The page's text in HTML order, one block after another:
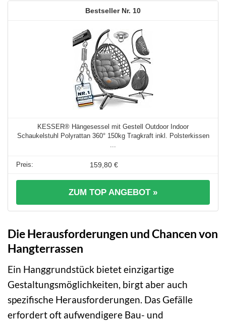
10
KESSER® Hängesessel mit Gestell Outdoor Indoor
Schaukelstuhl Polyrattan 360° 150kg Tragkraft inkl. Polsterkissen
...
159,80 €
ZUM TOP ANGEBOT »
Die Herausforderungen und Chancen von
Hangterrassen
Ein Hanggrundstück bietet einzigartige
Gestaltungsmöglichkeiten, birgt aber auch
spezifische Herausforderungen. Das Gefälle
erfordert oft aufwendigere Bau- und